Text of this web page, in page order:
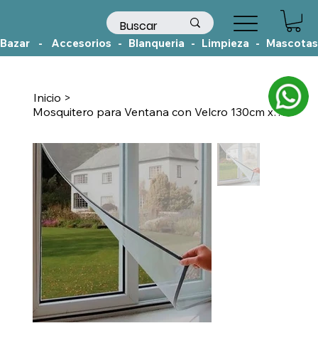
Bazar    -    Accesorios   -   Blanqueria   -   Limpieza   -
Inicio >
Mosquitero para Ventana con Velcro 130cm x 150cm